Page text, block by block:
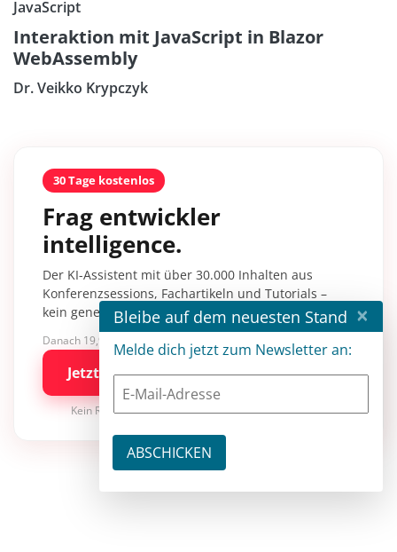
JavaScript
Interaktion mit JavaScript in Blazor
WebAssembly
Dr. Veikko Krypczyk
30 Tage kostenlos
Frag entwickler
intelligence.
Der KI-Assistent mit über 30.000 Inhalten aus
Konferenzsessions, Fachartikeln und Tutorials –
kein generisches KI-Wissen.
Danach 19,90 €/Monat mit entwickler.de BASIC
Jetzt kostenlos testen
Kein Risiko · jederzeit kündbar
Bleibe auf dem neuesten Stand ×
Melde dich jetzt zum Newsletter an: